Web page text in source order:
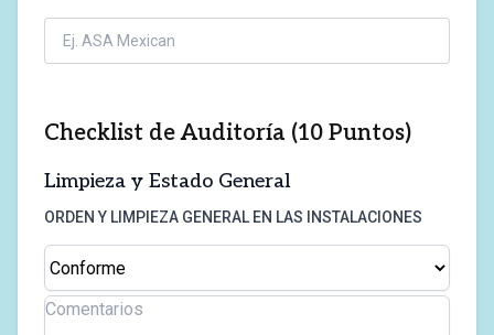
Checklist de Auditoría (10 Puntos)
Limpieza y Estado General
ORDEN Y LIMPIEZA GENERAL EN LAS INSTALACIONES